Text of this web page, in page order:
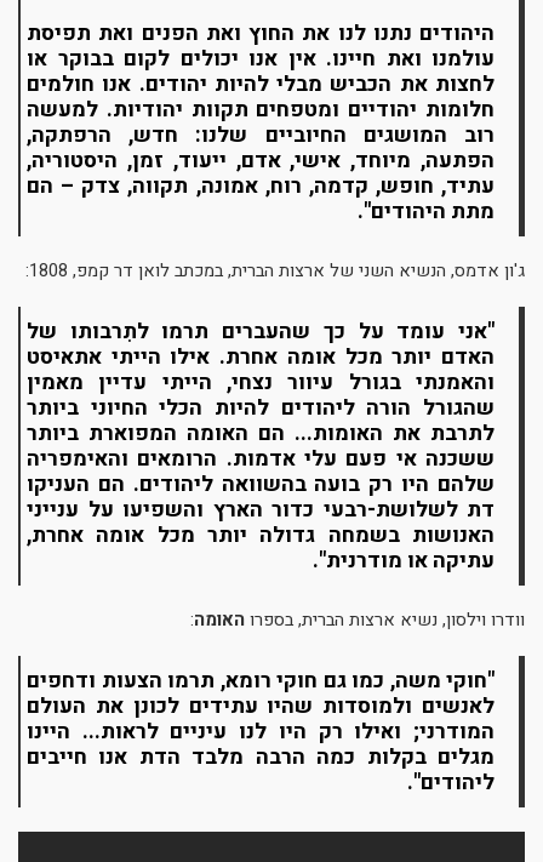
היהודים נתנו לנו את החוץ ואת הפנים ואת תפיסת
עולמנו ואת חיינו. אין אנו יכולים לקום בבוקר או
לחצות את הכביש מבלי להיות יהודים. אנו חולמים
חלומות יהודיים ומטפחים תקוות יהודיות. למעשה
רוב המושגים החיוביים שלנו: חדש, הרפתקה,
הפתעה, מיוחד, אישי, אדם, ייעוד, זמן, היסטוריה,
עתיד, חופש, קדמה, רוח, אמונה, תקווה, צדק – הם
מתת היהודים".
ג'ון אדמס, הנשיא השני של ארצות הברית, במכתב לואן דר קמפ, 1808:
"אני עומד על כך שהעברים תרמו לתִרבותו של
האדם יותר מכל אומה אחרת. אילו הייתי אתאיסט
והאמנתי בגורל עיוור נצחי, הייתי עדיין מאמין
שהגורל הורה ליהודים להיות הכלי החיוני ביותר
לתרבת את האומות... הם האומה המפוארת ביותר
ששכנה אי פעם עלי אדמות. הרומאים והאימפריה
שלהם היו רק בועה בהשוואה ליהודים. הם העניקו
דת לשלושת-רבעי כדור הארץ והשפיעו על ענייני
האנושות בשמחה גדולה יותר מכל אומה אחרת,
עתיקה או מודרנית".
וודרו וילסון, נשיא ארצות הברית, בספרוהאומה:
"חוקי משה, כמו גם חוקי רומא, תרמו הצעות ודחפים
לאנשים ולמוסדות שהיו עתידים לכונן את העולם
המודרני; ואילו רק היו לנו עיניים לראות... היינו
מגלים בקלות כמה הרבה מלבד הדת אנו חייבים
ליהודים".